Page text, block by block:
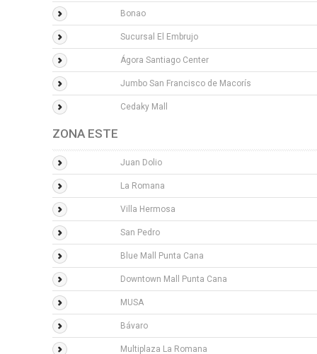
Bonao
Sucursal El Embrujo
Ágora Santiago Center
Jumbo San Francisco de Macorís
Cedaky Mall
ZONA ESTE
Juan Dolio
La Romana
Villa Hermosa
San Pedro
Blue Mall Punta Cana
Downtown Mall Punta Cana
MUSA
Bávaro
Multiplaza La Romana